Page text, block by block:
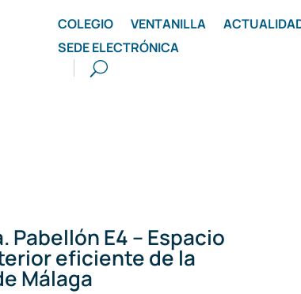
COLEGIO VENTANILLA
SEDE ELECTRÓNICA
Pabellón E4 – Espacio
eficiente de la
Málaga